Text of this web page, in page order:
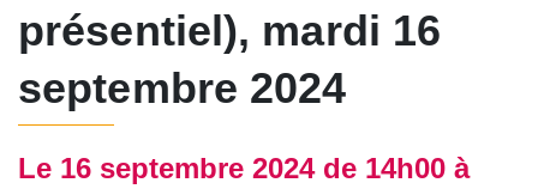
présentiel), mardi 16
septembre 2024
Le 16 septembre 2024 de 14h00 à